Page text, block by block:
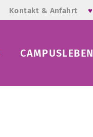
Kontakt & Anfahrt ♥
CAMPUSLEBEN